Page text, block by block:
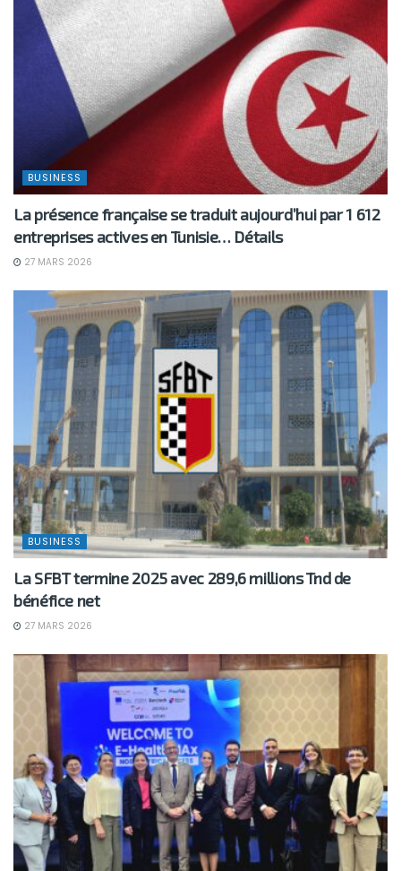
BUSINESS
La présence française se traduit aujourd’hui par 1 612
entreprises actives en Tunisie… Détails
27 MARS 2026
BUSINESS
La SFBT termine 2025 avec 289,6 millions Tnd de
bénéfice net
27 MARS 2026